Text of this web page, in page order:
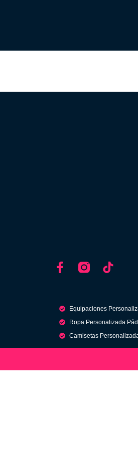
Equipaciones
Ropa Personalizada
Camisetas